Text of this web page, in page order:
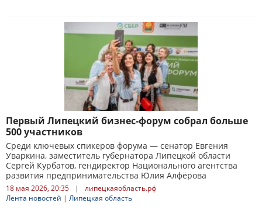
Первый Липецкий бизнес-форум собрал больше
500 участников
Среди ключевых спикеров форума — сенатор Евгения
Уваркина, заместитель губернатора Липецкой области
Сергей Курбатов, гендиректор Национального агентства
развития предпринимательства Юлия Алфёрова
18 мая 2026, 20:35 |
липецкаяобласть.рф
Лента новостей | Липецкая область